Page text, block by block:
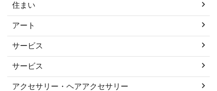
住まい
アート
サービス
サービス
アクセサリー・ヘアアクセサリー